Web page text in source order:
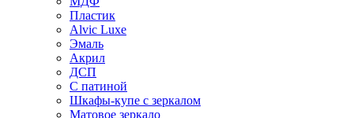
Пластик
Alvic Luxe
Эмаль
Акрил
ДСП
С патиной
Шкафы-купе с зеркалом
Матовое зеркало